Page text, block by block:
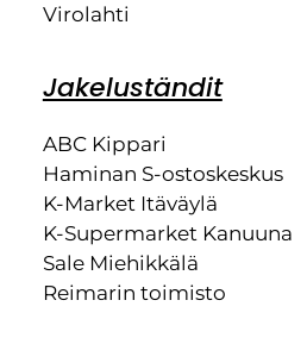
Virolahti
Jakeluständit
ABC Kippari
Haminan S-ostoskeskus
K-Market Itäväylä
K-Supermarket Kanuuna
Sale Miehikkälä
Reimarin toimisto